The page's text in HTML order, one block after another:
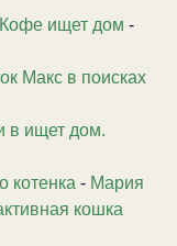
ищет дом -
Макс в поисках
в ищет дом.
котенка - Мария
кошка